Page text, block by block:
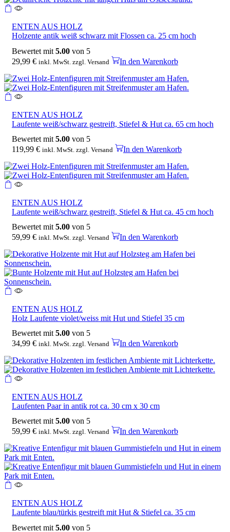
ENTEN AUS HOLZ
Holzente antik weiß schwarz mit Flossen ca. 25 cm hoch
Bewertet mit 5.00 von 5
29,99 € inkl. MwSt. zzgl. Versand In den Warenkorb
ENTEN AUS HOLZ
Laufente weiß/schwarz gestreift, Stiefel & Hut ca. 65 cm hoch
Bewertet mit 5.00 von 5
119,99 € inkl. MwSt. zzgl. Versand In den Warenkorb
ENTEN AUS HOLZ
Laufente weiß/schwarz gestreift, Stiefel & Hut ca. 45 cm hoch
Bewertet mit 5.00 von 5
59,99 € inkl. MwSt. zzgl. Versand In den Warenkorb
ENTEN AUS HOLZ
Holz Laufente violet/weiss mit Hut und Stiefel 35 cm
Bewertet mit 5.00 von 5
34,99 € inkl. MwSt. zzgl. Versand In den Warenkorb
ENTEN AUS HOLZ
Laufenten Paar in antik rot ca. 30 cm x 30 cm
Bewertet mit 5.00 von 5
59,99 € inkl. MwSt. zzgl. Versand In den Warenkorb
ENTEN AUS HOLZ
Laufente blau/türkis gestreift mit Hut & Stiefel ca. 35 cm
Bewertet mit 5.00 von 5